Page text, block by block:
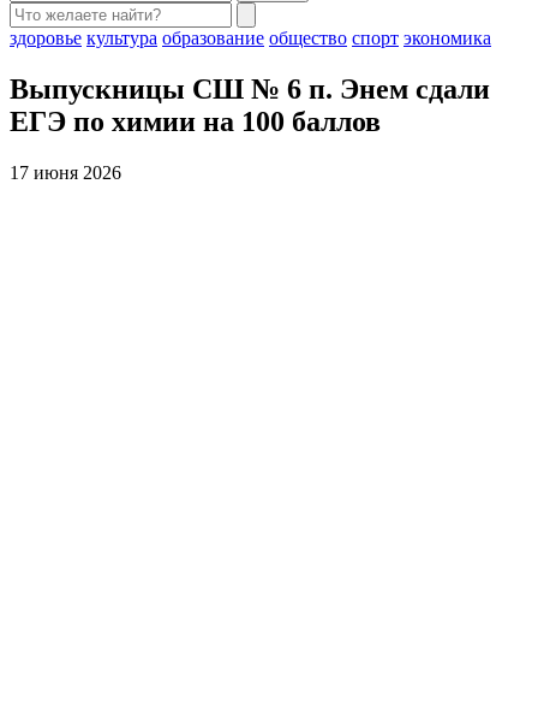
здоровье культура образование общество спорт экономика
Выпускницы СШ № 6 п. Энем сдали
ЕГЭ по химии на 100 баллов
17 июня 2026